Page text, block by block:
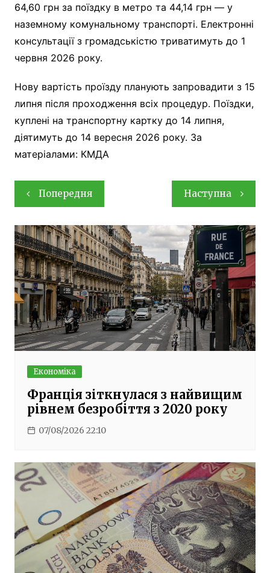
64,60 грн за поїздку в метро та 44,14 грн — у
наземному комунальному транспорті. Електронні
консультації з громадськістю триватимуть до 1
червня 2026 року.
Нову вартість проїзду планують запровадити з 15
липня після проходження всіх процедур. Поїздки,
куплені на транспортну картку до 14 липня,
діятимуть до 14 вересня 2026 року. За
матеріалами: КМДА
Навігація
записів
Попередня Наступна
Економіка
Франція зіткнулася з найвищим
рівнем безробіття з 2020 року
07/08/2026 22:10